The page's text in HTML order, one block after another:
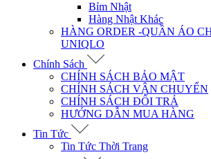
Bỉm Nhật
Hàng Nhật Khác
HÀNG ORDER -QUẦN ÁO
UNIQLO
Chính Sách
CHÍNH SÁCH BẢO MẬT
CHÍNH SÁCH VẬN CHUYỂN
CHÍNH SÁCH ĐỔI TRẢ
HƯỚNG DẪN MUA HÀNG
Tin Tức
Tin Tức Thời Trang